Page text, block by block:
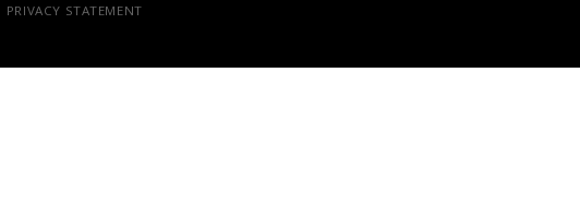
PRIVACY STATEMENT